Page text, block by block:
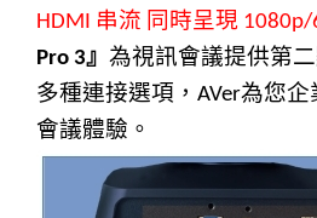
HDMI 串流 同時呈現 1080p/
Pro 3』 為視訊會議提供第
多種連接選項， AVer為您企
會議體驗。